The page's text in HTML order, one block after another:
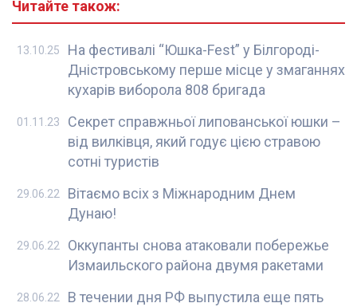
Читайте також:
На фестивалі “Юшка-Fest” у Білгороді-
Дністровському перше місце у змаганнях
кухарів виборола 808 бригада
13.10.25
Секрет справжньої липованської юшки –
від вилківця, який годує цією стравою
сотні туристів
01.11.23
Вітаємо всіх з Міжнародним Днем
Дунаю!
29.06.22
Оккупанты снова атаковали побережье
Измаильского района двумя ракетами
29.06.22
В течении дня РФ выпустила еще пять
28.06.22